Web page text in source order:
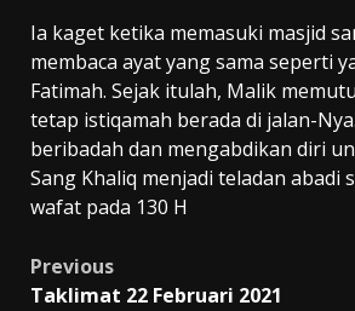
Ia kaget ketika memasuki masjid
membaca ayat yang sama seperti
Fatimah. Sejak itulah, Malik
tetap istiqamah berada di jalan-
beribadah dan mengabdikan diri
Sang Khaliq menjadi teladan abadi
wafat pada 130 H
Post
Previous
Taklimat 22 Februari 2021